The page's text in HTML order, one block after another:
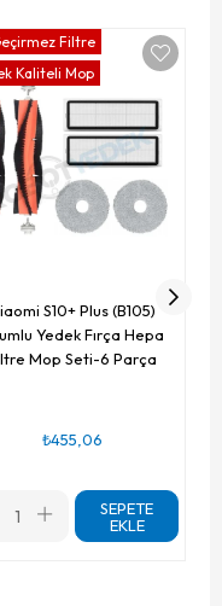
S10+ Plus (B105)
Yedek Fırça Hepa
Mop Seti-6 Parça
₺455,06
SEPETE
EKLE
Filtre
Kaliteli Mop